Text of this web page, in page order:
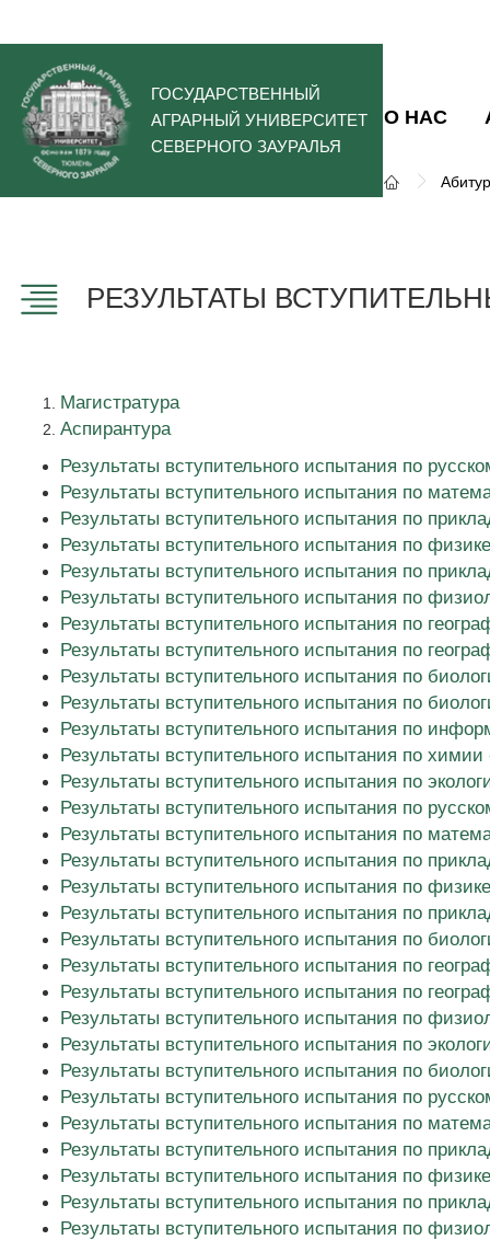
ГОСУДАРСТВЕННЫЙ
АГРАРНЫЙ УНИВЕРСИТЕТ
СЕВЕРНОГО ЗАУРАЛЬЯ
О НАС
РЕЗУЛЬТАТЫ
Магистратура
Аспирантура
Результаты вступительного испытания по
Результаты вступительного испытания по
Результаты вступительного испытания по
Результаты вступительного испытания по
Результаты вступительного испытания по
Результаты вступительного испытания по
Результаты вступительного испытания по
Результаты вступительного испытания по
Результаты вступительного испытания по
Результаты вступительного испытания по
Результаты вступительного испытания по
Результаты вступительного испытания по
Результаты вступительного испытания по
Результаты вступительного испытания по
Результаты вступительного испытания по
Результаты вступительного испытания по
Результаты вступительного испытания по
Результаты вступительного испытания по
Результаты вступительного испытания по
Результаты вступительного испытания по
Результаты вступительного испытания по
Результаты вступительного испытания по
Результаты вступительного испытания по
Результаты вступительного испытания по
Результаты вступительного испытания по
Результаты вступительного испытания по
Результаты вступительного испытания по
Результаты вступительного испытания по
Результаты вступительного испытания по
Результаты вступительного испытания по